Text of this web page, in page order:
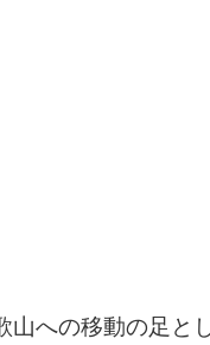
山への移動の足と